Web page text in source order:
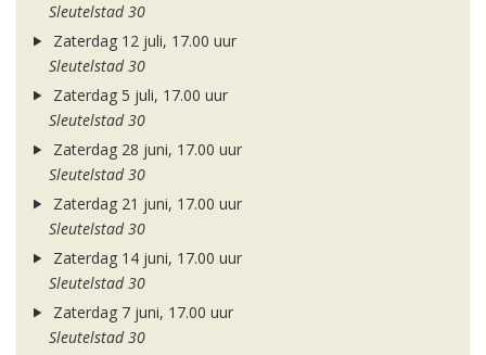
Sleutelstad 30
Zaterdag 12 juli, 17.00 uur
Sleutelstad 30
Zaterdag 5 juli, 17.00 uur
Sleutelstad 30
Zaterdag 28 juni, 17.00 uur
Sleutelstad 30
Zaterdag 21 juni, 17.00 uur
Sleutelstad 30
Zaterdag 14 juni, 17.00 uur
Sleutelstad 30
Zaterdag 7 juni, 17.00 uur
Sleutelstad 30